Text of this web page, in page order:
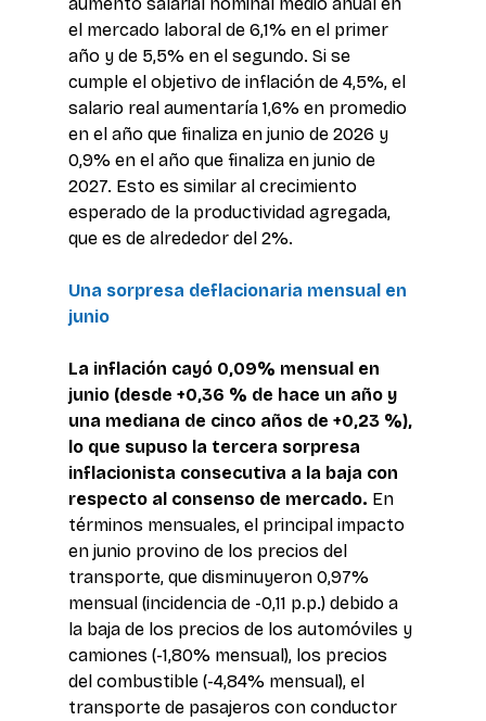
el mercado laboral de 6,1% en el primer
año y de 5,5% en el segundo. Si se
cumple el objetivo de inflación de 4,5%, el
salario real aumentaría 1,6% en promedio
en el año que finaliza en junio de 2026 y
0,9% en el año que finaliza en junio de
2027. Esto es similar al crecimiento
esperado de la productividad agregada,
que es de alrededor del 2%.
Una sorpresa deflacionaria mensual en
junio
La inflación cayó 0,09% mensual en
junio (desde +0,36 % de hace un año y
una mediana de cinco años de +0,23 %),
lo que supuso la tercera sorpresa
inflacionista consecutiva a la baja con
respecto al consenso de mercado. En
términos mensuales, el principal impacto
en junio provino de los precios del
transporte, que disminuyeron 0,97%
mensual (incidencia de -0,11 p.p.) debido a
la baja de los precios de los automóviles y
camiones (-1,80% mensual), los precios
del combustible (-4,84% mensual), el
transporte de pasajeros con conductor